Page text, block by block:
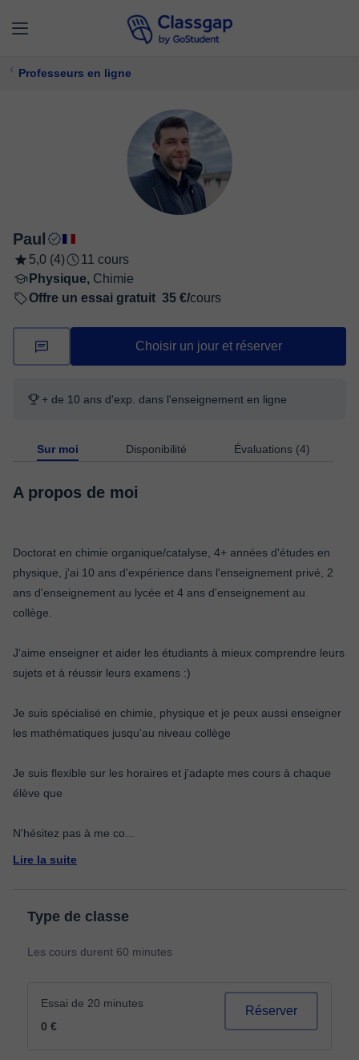
Professeurs en ligne
Paul
5,0 (4)
11 cours
Physique, Chimie
Offre un essai gratuit 35 €/cours
Choisir un jour et réserver
+ de 10 ans d'exp. dans l'enseignement en ligne
Sur moi Disponibilité Évaluations (4)
A propos de moi
Doctorat en chimie organique/catalyse, 4+ années d'études en
physique, j'ai 10 ans d'expérience dans l'enseignement privé, 2
ans d'enseignement au lycée et 4 ans d'enseignement au
collège.
J'aime enseigner et aider les étudiants à mieux comprendre leurs
sujets et à réussir leurs examens :)
Je suis spécialisé en chimie, physique et je peux aussi enseigner
les mathématiques jusqu'au niveau collège
Je suis flexible sur les horaires et j'adapte mes cours à chaque
élève que
N'hésitez pas à me co
Lire la suite
Type de classe
Les cours durent 60 minutes
Essai de 20 minutes
0 €
Réserver